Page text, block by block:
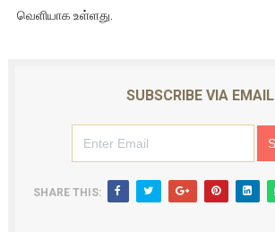
வெளியாக உள்ளது.
SUBSCRIBE VIA EMAIL
SHARE THIS: